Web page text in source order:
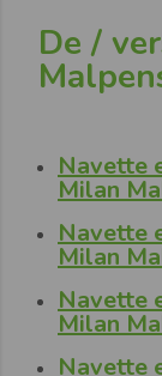
De /
Navette
Milan
Navette
Milan
Navette
Milan
Navette